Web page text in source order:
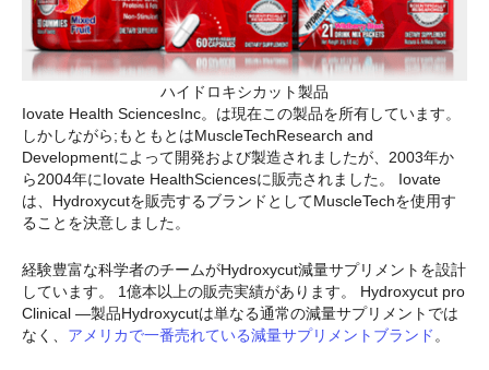
ハイドロキシカット製品
Iovate Health SciencesInc。は現在この製品を所有しています。
しかしながら;もともとはMuscleTechResearch and
Developmentによって開発および製造されましたが、2003年か
ら2004年にIovate HealthSciencesに販売されました。 Iovate
は、Hydroxycutを販売するブランドとしてMuscleTechを使用す
ることを決意しました。
経験豊富な科学者のチームがHydroxycut減量サプリメントを設計
しています。 1億本以上の販売実績があります。 Hydroxycut pro
Clinical —製品Hydroxycutは単なる通常の減量サプリメントでは
なく、 アメリカで一番売れている減量サプリメントブランド 。